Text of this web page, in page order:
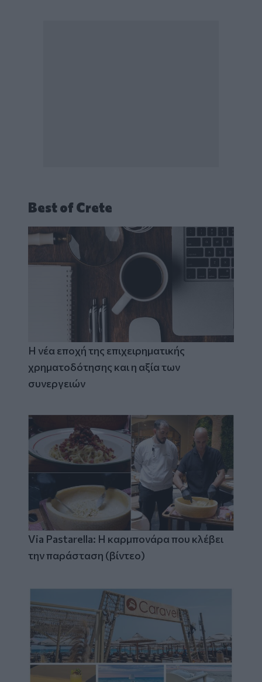
Best of Crete
Η νέα εποχή της επιχειρηματικής
χρηματοδότησης και η αξία των
συνεργειών
Via Pastarella: Η καρμπονάρα που κλέβει
την παράσταση (βίντεο)